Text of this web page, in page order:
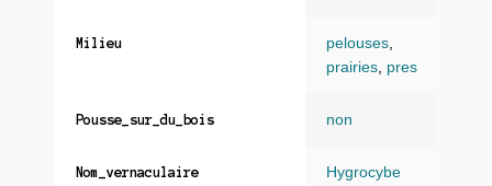
Milieu pelouses
prairies pres
Pousse_sur_du_bois non
Nom_vernaculaire
Hygrocybe